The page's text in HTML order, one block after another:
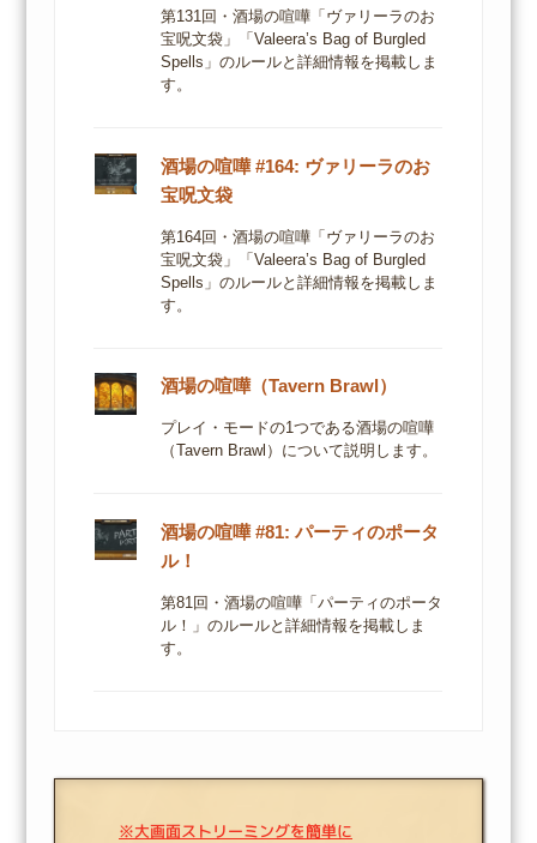
第131回・酒場の喧嘩「ヴァリーラのお
宝呪文袋」「Valeera’s Bag of Burgled
Spells」のルールと詳細情報を掲載しま
す。
酒場の喧嘩 #164: ヴァリーラのお
宝呪文袋
第164回・酒場の喧嘩「ヴァリーラのお
宝呪文袋」「Valeera’s Bag of Burgled
Spells」のルールと詳細情報を掲載しま
す。
酒場の喧嘩（Tavern Brawl）
プレイ・モードの1つである酒場の喧嘩
（Tavern Brawl）について説明します。
酒場の喧嘩 #81: パーティのポータ
ル！
第81回・酒場の喧嘩「パーティのポータ
ル！」のルールと詳細情報を掲載しま
す。
※大画面ストリーミングを簡単に